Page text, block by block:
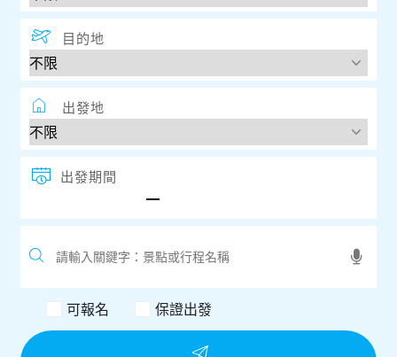
目的地
出發地
出發期間
可報名 保證出發